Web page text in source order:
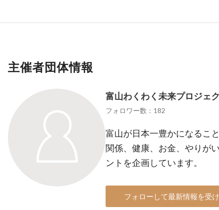
主催者団体情報
富山わくわく未来プロジェ
フォロワー数：182
富山が日本一豊かになるこ
関係、健康、お金、やりが
ントを企画しています。
フォローして最新情報を受